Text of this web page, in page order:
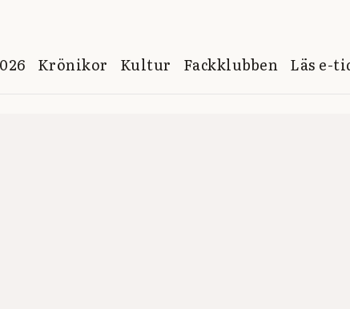
Krönikor Kultur Fackklubben Läs e-